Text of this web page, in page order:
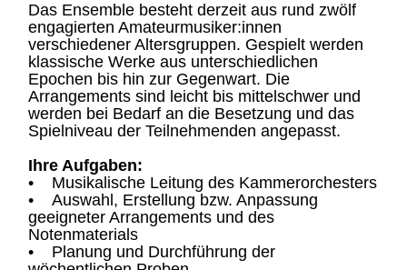
Das Ensemble besteht derzeit aus rund zwölf
engagierten Amateurmusiker:innen
verschiedener Altersgruppen. Gespielt werden
klassische Werke aus unterschiedlichen
Epochen bis hin zur Gegenwart. Die
Arrangements sind leicht bis mittelschwer und
werden bei Bedarf an die Besetzung und das
Spielniveau der Teilnehmenden angepasst.
Ihre Aufgaben:
• Musikalische Leitung des Kammerorchesters
• Auswahl, Erstellung bzw. Anpassung
geeigneter Arrangements und des
Notenmaterials
• Planung und Durchführung der